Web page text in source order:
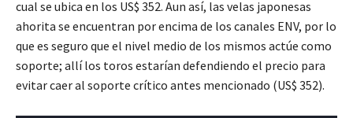
cual se ubica en los US$ 352. Aun así, las velas japonesas
ahorita se encuentran por encima de los canales ENV, por lo
que es seguro que el nivel medio de los mismos actúe como
soporte; allí los toros estarían defendiendo el precio para
evitar caer al soporte crítico antes mencionado (US$ 352).